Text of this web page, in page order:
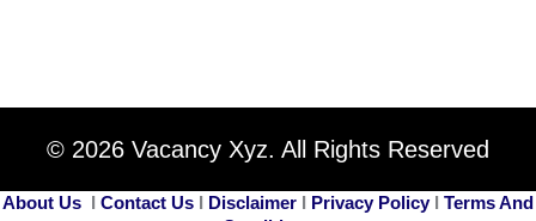
© 2026 Vacancy Xyz. All Rights Reserved
About Us I Contact Us I Disclaimer I Privacy PolicyI Terms And